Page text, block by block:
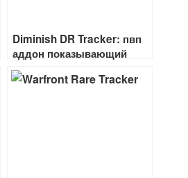
Diminish DR Tracker: пвп
аддон показывающий
диминишинг способностей